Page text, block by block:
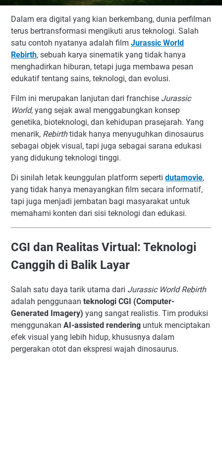
Dalam era digital yang kian berkembang, dunia perfilman
terus bertransformasi mengikuti arus teknologi. Salah
satu contoh nyatanya adalah film Jurassic World
Rebirth, sebuah karya sinematik yang tidak hanya
menghadirkan hiburan, tetapi juga membawa pesan
edukatif tentang sains, teknologi, dan evolusi.
Film ini merupakan lanjutan dari franchise Jurassic
World, yang sejak awal menggabungkan konsep
genetika, bioteknologi, dan kehidupan prasejarah. Yang
menarik, Rebirthtidak hanya menyuguhkan dinosaurus
sebagai objek visual, tapi juga sebagai sarana edukasi
yang didukung teknologi tinggi.
Di sinilah letak keunggulan platform seperti dutamovie,
yang tidak hanya menayangkan film secara informatif,
tapi juga menjadi jembatan bagi masyarakat untuk
memahami konten dari sisi teknologi dan edukasi.
CGI dan Realitas Virtual: Teknologi
Canggih di Balik Layar
Salah satu daya tarik utama dari Jurassic World Rebirth
adalah penggunaan teknologi CGI (Computer-
Generated Imagery) yang sangat realistis. Tim produksi
menggunakan AI-assisted rendering untuk menciptakan
efek visual yang lebih hidup, khususnya dalam
pergerakan otot dan ekspresi wajah dinosaurus.